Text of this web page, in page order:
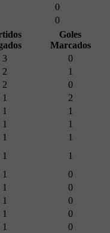
0
0
Goles
Marcados
3
0
2
1
2
0
1
2
1
1
1
1
1
1
1
1
1
0
1
0
1
0
1
0
1
0